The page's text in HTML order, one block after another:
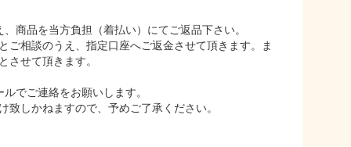
商品を当方負担（着払い）にてご返品下さい。
ご相談のうえ、指定口座へご返金させて頂きます。ま
させて頂きます。
でご連絡をお願いします。
致しかねますので、予めご了承ください。